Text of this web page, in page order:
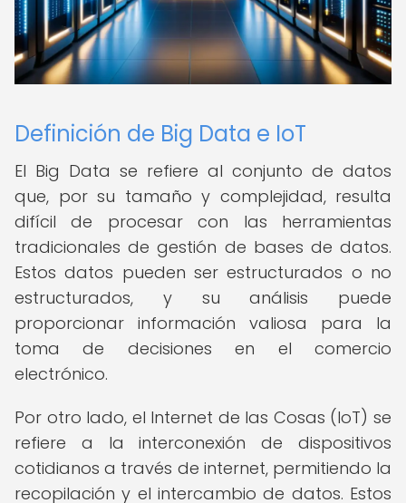
Definición de Big Data e IoT
El Big Data se refiere al conjunto de datos
que, por su tamaño y complejidad, resulta
difícil de procesar con las herramientas
tradicionales de gestión de bases de datos.
Estos datos pueden ser estructurados o no
estructurados, y su análisis puede
proporcionar información valiosa para la
toma de decisiones en el comercio
electrónico.
Por otro lado, el Internet de las Cosas (IoT) se
refiere a la interconexión de dispositivos
cotidianos a través de internet, permitiendo la
recopilación y el intercambio de datos. Estos